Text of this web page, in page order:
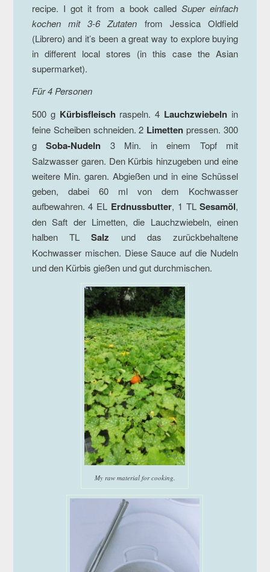
recipe. I got it from a book calledSuper einfach
kochen mit 3-6 Zutaten from Jessica Oldfield
(Librero) and it’s been a great way to explore buying
in different local stores (in this case the Asian
supermarket).
Für 4 Personen
500 g Kürbisfleisch raspeln. 4 Lauchzwiebeln in
feine Scheiben schneiden. 2 Limetten pressen. 300
gSoba-Nudeln 3 Min. in einem Topf mit
Salzwasser garen. Den Kürbis hinzugeben und eine
weitere Min. garen. Abgießen und in eine Schüssel
geben, dabei 60 ml von dem Kochwasser
aufbewahren. 4 EL Erdnussbutter, 1 TLSesamöl,
den Saft der Limetten, die Lauchzwiebeln, einen
halben TLSalz und das zurückbehaltene
Kochwasser mischen. Diese Sauce auf die Nudeln
und den Kürbis gießen und gut durchmischen.
My raw material for cooking.